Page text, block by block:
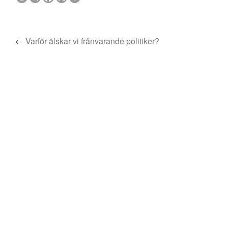
← Varför älskar vi frånvarande politiker?